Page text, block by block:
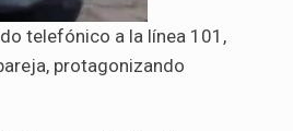
telefónico a la línea 101,
protagonizando